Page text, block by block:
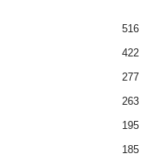
516
422
277
263
195
185